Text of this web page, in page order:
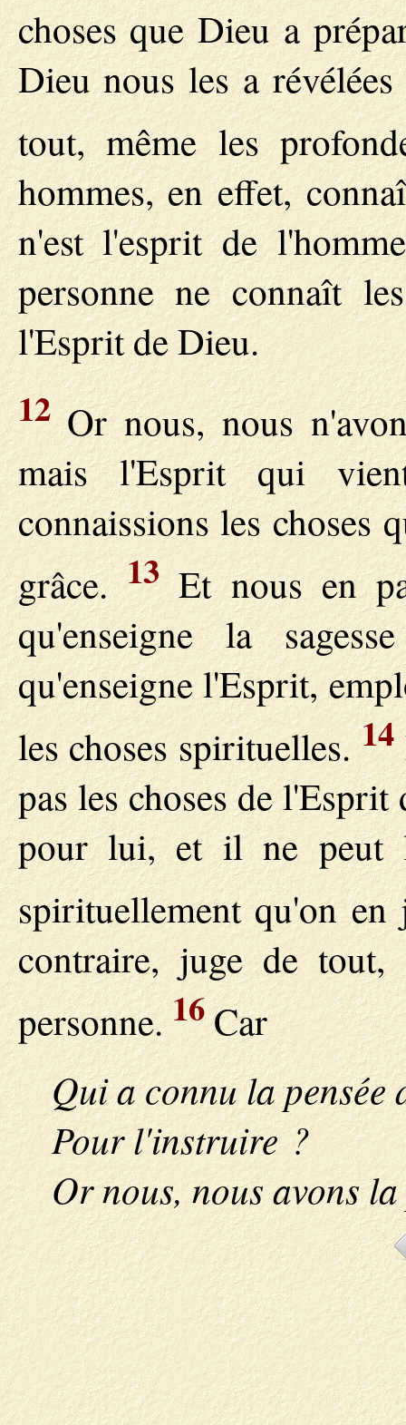
choses que Dieu a
Dieu nous les a
tout, même les
hommes, en effet,
n'est l'esprit de
personne ne connaît
l'Esprit de Dieu.
12Or nous, nous
mais l'Esprit qui
connaissions les choses
grâce.13Et nous en
qu'enseigne la
qu'enseigne l'Esprit,
les choses spirituelles.14
pas les choses de
pour lui, et il ne peut
spirituellement qu'on
contraire, juge de
personne.16Car
Qui a connu la pensée
Pour l'instruire ?
Or nous, nous avons